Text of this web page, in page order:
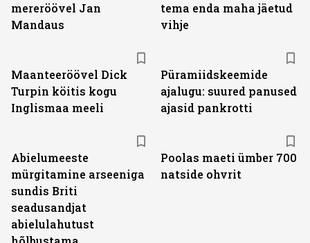
mereröövel Jan
Mandaus
tema enda maha jäetud
vihje
Maanteeröövel Dick
Turpin köitis kogu
Inglismaa meeli
Püramiidskeemide
ajalugu: suured panused
ajasid pankrotti
Abielumeeste
mürgitamine arseeniga
sundis Briti
seadusandjat
abielulahutust
Poolas maeti ümber 700
natside ohvrit